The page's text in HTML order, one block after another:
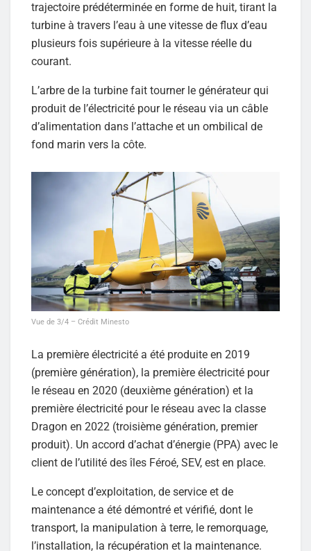
trajectoire prédéterminée en forme de huit, tirant la
turbine à travers l’eau à une vitesse de flux d’eau
plusieurs fois supérieure à la vitesse réelle du
courant.
L’arbre de la turbine fait tourner le générateur qui
produit de l’électricité pour le réseau via un câble
d’alimentation dans l’attache et un ombilical de
fond marin vers la côte.
Vue de 3/4 – Crédit Minesto
La première électricité a été produite en 2019
(première génération), la première électricité pour
le réseau en 2020 (deuxième génération) et la
première électricité pour le réseau avec la classe
Dragon en 2022 (troisième génération, premier
produit). Un accord d’achat d’énergie (PPA) avec le
client de l’utilité des îles Féroé, SEV, est en place.
Le concept d’exploitation, de service et de
maintenance a été démontré et vérifié, dont le
transport, la manipulation à terre, le remorquage,
l’installation, la récupération et la maintenance.